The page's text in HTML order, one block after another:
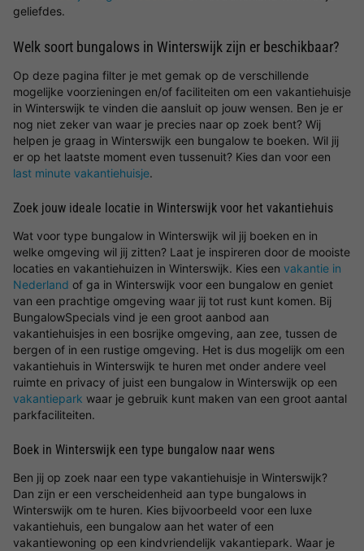
geliefdes.
Welk soort bungalows in Winterswijk zijn er beschikbaar?
Op deze pagina filter je met gemak op de verschillende
mogelijke voorzieningen en/of faciliteiten om een vakantiehuisje
in Winterswijk te vinden die aansluit op jouw wensen. Ben je er
nog niet zeker van waar je precies naar op zoek bent? Wij
helpen je graag in Winterswijk een bungalow te boeken. Wil jij
er op het laatste moment even tussenuit? Kies dan voor een
last minute vakantiehuisje.
Zoek jouw ideale locatie in Winterswijk voor het vakantiehuis
Wat voor type bungalow in Winterswijk wil jij boeken en in
welke omgeving wil jij zitten? Laat je inspireren door de mooiste
locaties en vakantiehuizen in Winterswijk. Kies een vakantie in
Nederland of ga in Winterswijk voor een bungalow en geniet
van een prachtige omgeving waar jij tot rust kunt komen. Bij
BungalowSpecials vind je een groot aanbod aan
vakantiehuisjes in een bosrijke omgeving, aan zee, tussen de
bergen of in een rustige omgeving. Het is dus mogelijk om een
vakantiehuis in Winterswijk te huren met onder andere veel
ruimte en privacy of juist een bungalow in Winterswijk op een
vakantiepark waar je gebruik kunt maken van een groot aantal
parkfaciliteiten.
Boek in Winterswijk een type bungalow naar wens
Ben jij op zoek naar een type vakantiehuisje in Winterswijk?
Dan zijn er een verscheidenheid aan type bungalows in
Winterswijk om te huren. Kies bijvoorbeeld voor een luxe
vakantiehuis, een bungalow aan het water of een
vakantiewoning op een kindvriendelijk vakantiepark. Waar je